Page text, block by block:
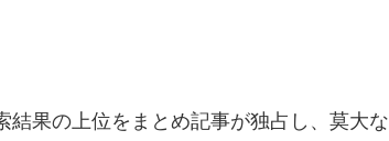
果の上位をまとめ記事が独占し、莫大な